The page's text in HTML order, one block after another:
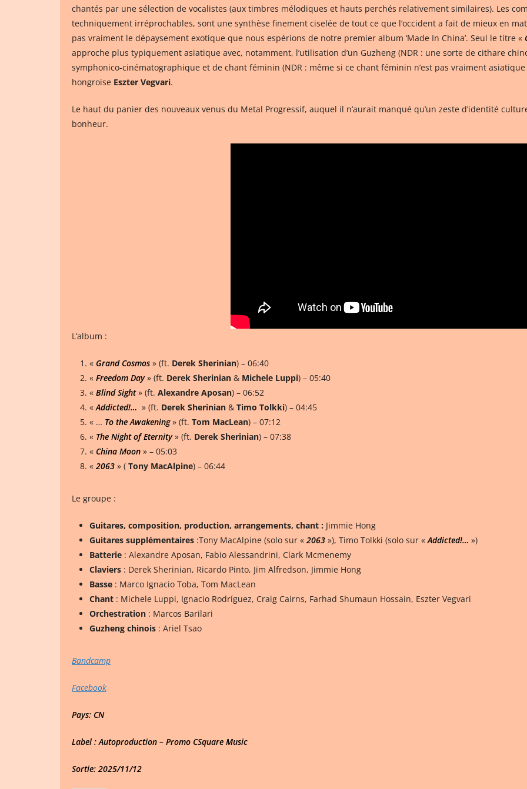
chantés par une sélection de vocalistes (aux timbres mélodiques et hauts perchés relativement similaires). Les
techniquement irréprochables, sont une synthèse finement ciselée de tout ce que l’occident a fait de mieux en
pas vraiment le dépaysement exotique que nous espérions de notre premier album ‘Made In China’. Seul le titre «
approche plus typiquement asiatique avec, notamment, l’utilisation d’un Guzheng (NDR : une sorte de cithare
symphonico-cinématographique et de chant féminin (NDR : même si ce chant féminin n’est pas vraiment
hongroise Eszter Vegvari.
Le haut du panier des nouveaux venus du Metal Progressif, auquel il n’aurait manqué qu’un zeste d’identité
bonheur.
L’album :
« Grand Cosmos » (ft. Derek Sherinian) – 06:40
« Freedom Day» (ft. Derek Sherinian & Michele Luppi) – 05:40
« Blind Sight» (ft. Alexandre Aposan) – 06:52
«Addicted!… » (ft. Derek Sherinian & Timo Tolkki) – 04:45
« … To the Awakening» (ft. Tom MacLean) – 07:12
« The Night of Eternity» (ft. Derek Sherinian) – 07:38
« China Moon » – 05:03
« 2063 » ( Tony MacAlpine) – 06:44
Le groupe :
Guitares, composition, production, arrangements, chant : Jimmie Hong
Guitares supplémentaires :Tony MacAlpine (solo sur « 2063 »), Timo Tolkki (solo sur «Addicted!… »)
Batterie : Alexandre Aposan, Fabio Alessandrini, Clark Mcmenemy
Claviers : Derek Sherinian, Ricardo Pinto, Jim Alfredson, Jimmie Hong
Basse : Marco Ignacio Toba, Tom MacLean
Chant : Michele Luppi, Ignacio Rodríguez, Craig Cairns, Farhad Shumaun Hossain, Eszter Vegvari
Orchestration : Marcos Barilari
Guzheng chinois : Ariel Tsao
Bandcamp
Facebook
Pays: CN
Label : Autoproduction – Promo CSquare Music
Sortie: 2025/11/12